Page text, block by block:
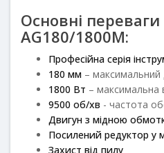
Основні переваги
AG180/1800M:
Професійна серія
180 мм – максимальний
1800 Вт – максимальна
9500 об/хв - частота
Двигун з мідною
Посилений редуктор у
Захист від пилу